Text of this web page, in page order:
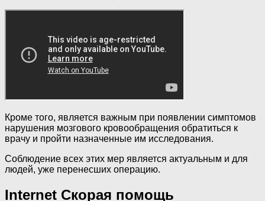
Кроме того, является важным при появлении симптомов
нарушения мозгового кровообращения обратиться к
врачу и пройти назначенные им исследования.
Соблюдение всех этих мер является актуальным и для
людей, уже перенесших операцию.
Internet Скорая помощь